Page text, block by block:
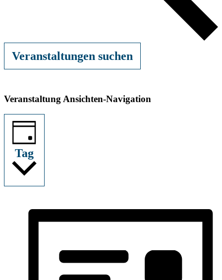
Veranstaltungen suchen
Veranstaltung Ansichten-Navigation
Tag